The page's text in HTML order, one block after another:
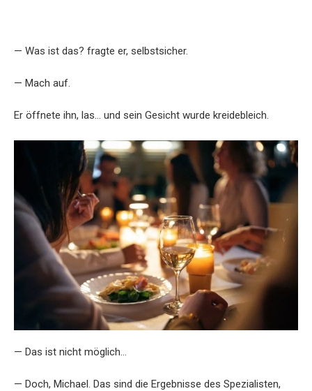
— Was ist das? fragte er, selbstsicher.
— Mach auf.
Er öffnete ihn, las… und sein Gesicht wurde kreidebleich.
— Das ist nicht möglich…
— Doch, Michael. Das sind die Ergebnisse des Spezialisten,